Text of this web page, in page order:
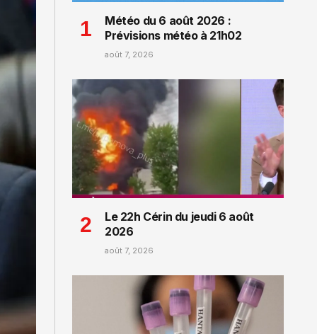
Météo du 6 août 2026 :
Prévisions météo à 21h02
août 7, 2026
Le 22h Cérin du jeudi 6 août
2026
août 7, 2026